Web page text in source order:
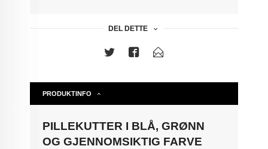
DEL DETTE
PRODUKTINFO
PILLEKUTTER I BLÅ, GRØNN
OG GJENNOMSIKTIG FARVE